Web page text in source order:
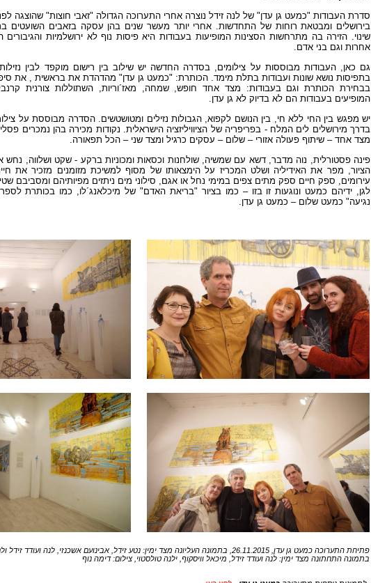
סדרת העבודות "כמעט גן עדן" של לנה זידל נוצרה אחרי התערוכה הגדולה "זאבי חוצות" שהוצגה
בירושלים ומבטאת רוחות של התחדשות. אחרי יותר מעשר שנים בהן עסקה בזאבים השועטים
שינוי. הזירה בה מתרחשות הסצינות המופיעות בעבודות היא פיסות נוף לא ירושלמיות
אחרות וגם בני אדם.
גם כאן, העבודות מבוססות על צילומים, בסדרה החדשה יש שילוב בין רישום מוקפד לבין
בתפיסות נושא שונות ועבודות בתלת מימד. הכותרת: "כמעט גן עדן" מהדהדת את בראשית , את
בבחירת הכותרת וגם בעבודות: מצד אחד חופש, שמחה, מאז´וריות, השתוללות צורנית
המופיעים בעבודות הם לא בדיוק לא גן עדן.
יש מפגש בין החי ללא חי, בין הנושם לקפוא, הגבולות נזילים ומטושטשים. הסדרה מבוססת על
בדרך מירושלים לים המלח - בפריפריה של הציוויליזציה הישראלית. נקודות מכירה בהן נמכרים
מצד אחד – שיתוף פעולה אזורי – שלום – עסקים כרגיל ומצד שני – הכל תפאורה.
פינה פסטורלית, נוה מדבר, דשא עם שמשיה, שולחנות וכסאות ומכוניות ברקע - שקט ושלווה, נחש
הציור, מפר את האידיליה ושלט המכריז על הימצאותו של מסוף למשיכת מזומנים מזכיר את
עירומים, ספק חיים ספק מתים צפים במימי נחל או אגם, סילוני מים ניתזים מפיותיהם ומסביבם
לגן, ידיהם כמעט ונוגעות זו בזו – כמו בציור "בריאת האדם" של מיכלאנג´לו, כמו בכותרת
נגיעה" כמעט שלום – כמעט גן עדן.
פתיחת התערוכה כמעט גן עדן, 26.11.2015, בתמונה העליונה מצד ימין: נטע זידל, אבינועם אשכנזי, לנה ועודד זידל ולנה פסטרנק
בתמונה התחתונה מצד ימין: לנה ועודד זידל, מיכאל וויסקוף, ילנה טולסטוי, צילום: דימה נוף